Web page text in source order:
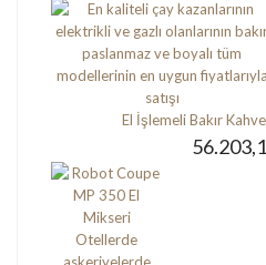
El İşlemeli Bakır